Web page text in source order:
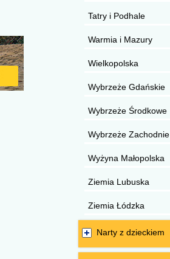
Tatry i Podhale
Warmia i Mazury
Wielkopolska
Wybrzeże Gdańskie
Wybrzeże Środkowe
Wybrzeże Zachodnie
Wyżyna Małopolska
Ziemia Lubuska
Ziemia Łódzka
Narty z dzieckiem